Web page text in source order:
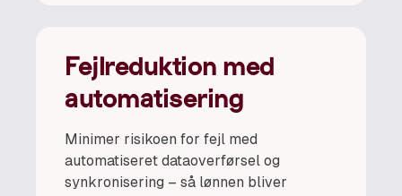
Fejlreduktion med
automatisering
Minimer risikoen for fejl med
automatiseret dataoverførsel og
synkronisering – så lønnen bliver